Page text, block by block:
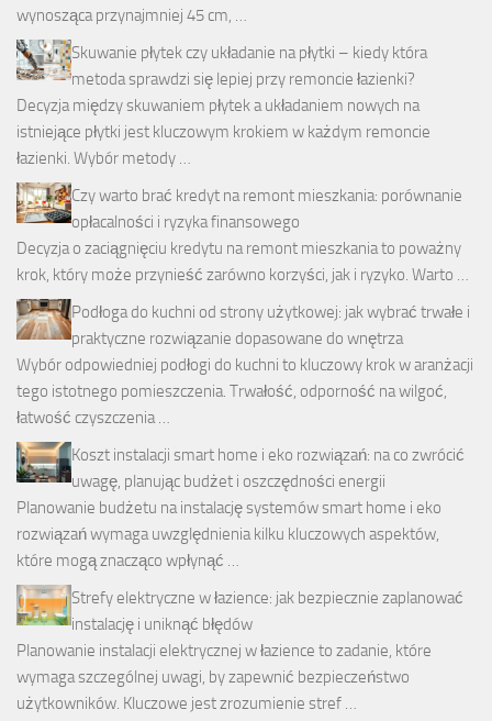
wynosząca przynajmniej 45 cm, …
Skuwanie płytek czy układanie na płytki – kiedy która
metoda sprawdzi się lepiej przy remoncie łazienki?
Decyzja między skuwaniem płytek a układaniem nowych na
istniejące płytki jest kluczowym krokiem w każdym remoncie
łazienki. Wybór metody …
Czy warto brać kredyt na remont mieszkania: porównanie
opłacalności i ryzyka finansowego
Decyzja o zaciągnięciu kredytu na remont mieszkania to poważny
krok, który może przynieść zarówno korzyści, jak i ryzyko. Warto …
Podłoga do kuchni od strony użytkowej: jak wybrać trwałe i
praktyczne rozwiązanie dopasowane do wnętrza
Wybór odpowiedniej podłogi do kuchni to kluczowy krok w aranżacji
tego istotnego pomieszczenia. Trwałość, odporność na wilgoć,
łatwość czyszczenia …
Koszt instalacji smart home i eko rozwiązań: na co zwrócić
uwagę, planując budżet i oszczędności energii
Planowanie budżetu na instalację systemów smart home i eko
rozwiązań wymaga uwzględnienia kilku kluczowych aspektów,
które mogą znacząco wpłynąć …
Strefy elektryczne w łazience: jak bezpiecznie zaplanować
instalację i uniknąć błędów
Planowanie instalacji elektrycznej w łazience to zadanie, które
wymaga szczególnej uwagi, by zapewnić bezpieczeństwo
użytkowników. Kluczowe jest zrozumienie stref …